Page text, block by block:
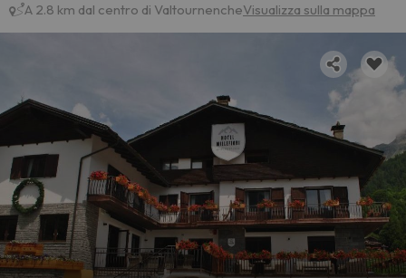
A 2.8 km dal centro di ValtournencheVisualizza sulla mappa